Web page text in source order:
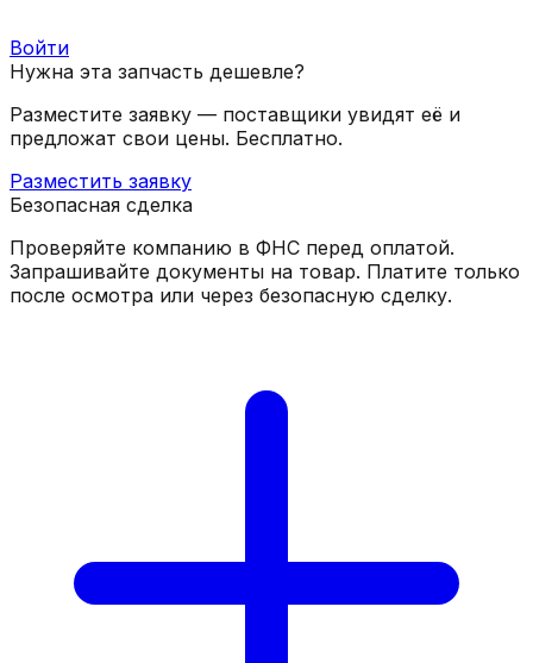
Войти
Нужна эта запчасть дешевле?
Разместите заявку — поставщики увидят её и
предложат свои цены. Бесплатно.
Разместить заявку
Безопасная сделка
Проверяйте компанию в ФНС перед оплатой.
Запрашивайте документы на товар. Платите только
после осмотра или через безопасную сделку.